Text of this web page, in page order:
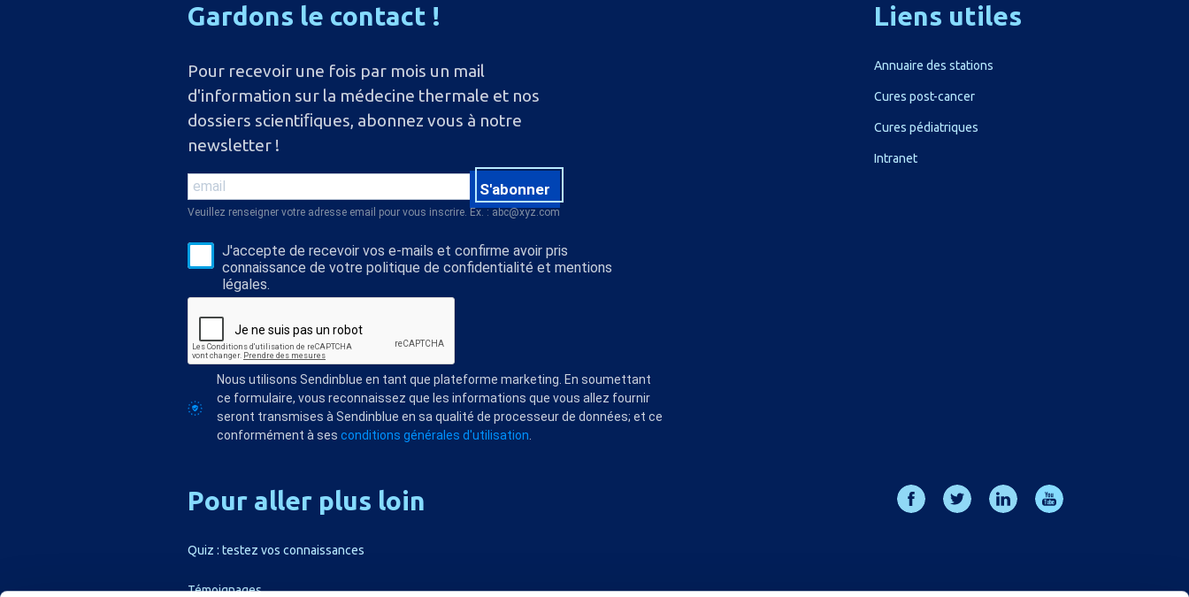
Gardons le contact !
Pour recevoir une fois par mois un mail
d'information sur la médecine thermale et nos
dossiers scientiﬁques, abonnez vous à notre
newsletter !
S'abonner
Veuillez renseigner votre adresse email pour vous inscrire. Ex. : abc@xyz.com
J'accepte de recevoir vos e-mails et confirme avoir pris
connaissance de votre politique de confidentialité et mentions
légales.
Nous utilisons Sendinblue en tant que plateforme marketing. En soumettant
ce formulaire, vous reconnaissez que les informations que vous allez fournir
seront transmises à Sendinblue en sa qualité de processeur de données; et ce
conformément à sesconditions générales d'utilisation
Liens utiles
Annuaire des stations
Cures post-cancer
Cures pédiatriques
Intranet
Pour aller plus loin
Quiz : testez vos connaissances
Témoignages